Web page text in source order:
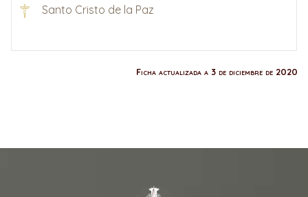
Santo Cristo de la Paz
Ficha actualizada a 3 de diciembre de 2020